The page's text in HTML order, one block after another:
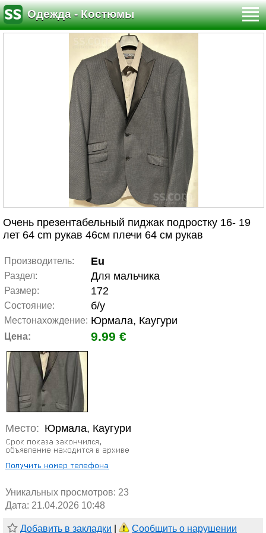
Одежда - Костюмы
Очень презентабельный пиджак подростку 16- 19
лет 64 cm рукав 46см плечи 64 см рукав
Производитель: Eu
Раздел: Для мальчика
Размер: 172
Состояние: б/у
Местонахождение: Юрмала, Каугури
Цена: 9.99 €
Место: Юрмала, Каугури
Уникальных просмотров: 23
Дата: 21.04.2026 10:48
Добавить в закладки Сообщить о нарушении